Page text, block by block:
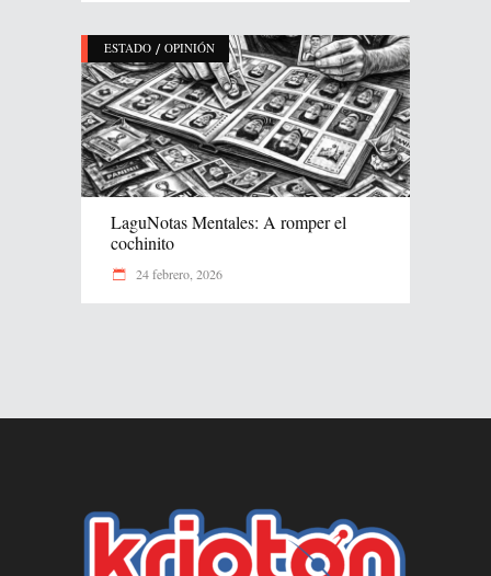
ESTADO / OPINIÓN
LaguNotas Mentales: A romper el
cochinito
24 febrero, 2026